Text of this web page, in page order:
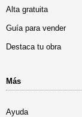
Alta gratuita
Guía para vender
Destaca tu obra
Más
Ayuda